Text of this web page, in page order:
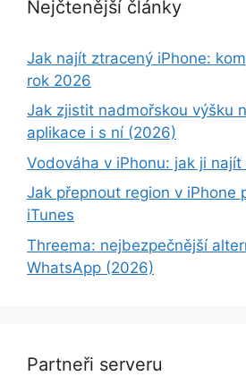
Nejčtenější články
Jak najít ztracený iPhone:
rok 2026
Jak zjistit nadmořskou výšku
aplikace i s ní (2026)
Vodováha v iPhonu: jak ji
Jak přepnout region v iPhone
iTunes
Threema: nejbezpečnější
WhatsApp (2026)
Partneři serveru